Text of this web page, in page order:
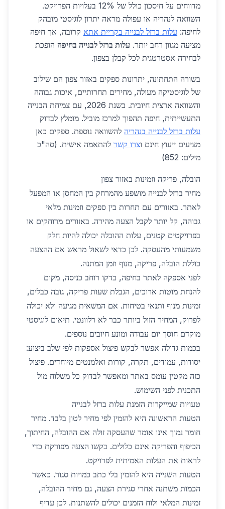
מדווחים על חיסכון כולל של 12% בעלויות הפרויקט.
השוואה לנהריה או עפולה מראה יתרון לוגיסטי מובהק
לחיפה: עלות ברזל לבנייה בקריית אתא קרובה, אך חיפה
מציעה מגוון רחב יותר. עלות ברזל לבנייה בחיפה הופכת
לבחירה אסטרטגית לכל קבלן בצפון.
בשורה התחתונה, יתרונות ספקים באזור צפון הם שילוב
של לוגיסטיקה מעולה, מחירים תחרותיים, איכות גבוהה
והשוואה ארצית חיובית. בשנת 2026, עם צמיחת הבנייה
התעשייתית, חיפה תהפוך למרכז מוביל. מומלץ לבדוק
עלות ברזל לבנייה בנהריה להשוואה נוספת. ספקים כאן
מציעים ייעוץ חינם וצרו קשר להתאמה אישית. (סה"כ
מילים: 852)
הובלה, פריקה וזמינות באזור צפון
מחיר ברזל לבנייה מושפע מהמרחק בין המחסן או המפעל
לאתר. באזורים עם תחרות בין ספקים וזמינות מלאי
גבוהה, קל יותר לקבל הצעה מהירה. באזורים מרוחקים או
בפרויקטים קטנים, עלות ההובלה יכולה להיות חלק
משמעותי מהעסקה. לכן כדאי לשאול מראש אם ההצעה
כוללת הובלה, פריקה, מנוף וזמן המתנה.
לפני אספקה לאתר בחיפה, בדקו רוחב כניסה, מקום
להנחת מוטות ארוכים, הגבלת שעות פריקה, גובה כבלים,
זמינות מנוף ותנאי בטיחות. אם המשאית מגיעה ולא יכולה
לפרוק, המחיר הזול ביותר כבר לא רלוונטי. תיאום לוגיסטי
מוקדם חוסך יום עבודה ומונע חיובים נוספים.
בכמות גדולה אפשר לבקש פיצול אספקות לפי שלב ביצוע:
יסודות, עמודים, תקרה, קורות ואלמנטים מיוחדים. פיצול
כזה מקטין עומס באתר ומאפשר לבדוק כל משלוח מול
התכנית לפני השימוש.
טעויות שמייקרות הזמנת עלות ברזל לבנייה
הטעות הראשונה היא להזמין לפי מחיר לטון בלבד. מחיר
חומר נמוך אינו אומר שהעסקה זולה אם ההובלה, החיתוך,
הכיפוף והפריקה אינם כלולים. בקשו הצעה מפורקת כדי
לראות את העלות האמיתית לפרויקט.
הטעות השנייה היא להזמין בלי כתב כמויות סגור. כאשר
הכמות משתנה אחרי סגירת הצעה, גם מחיר ההובלה,
זמינות המלאי ולוח הזמנים יכולים להשתנות. לכן עדיף